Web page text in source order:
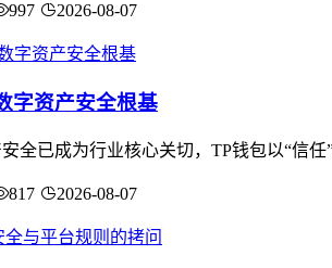
997 2026-08-07
字资产安全根基
全已成为行业核心关切，TP钱包以“信
817 2026-08-07